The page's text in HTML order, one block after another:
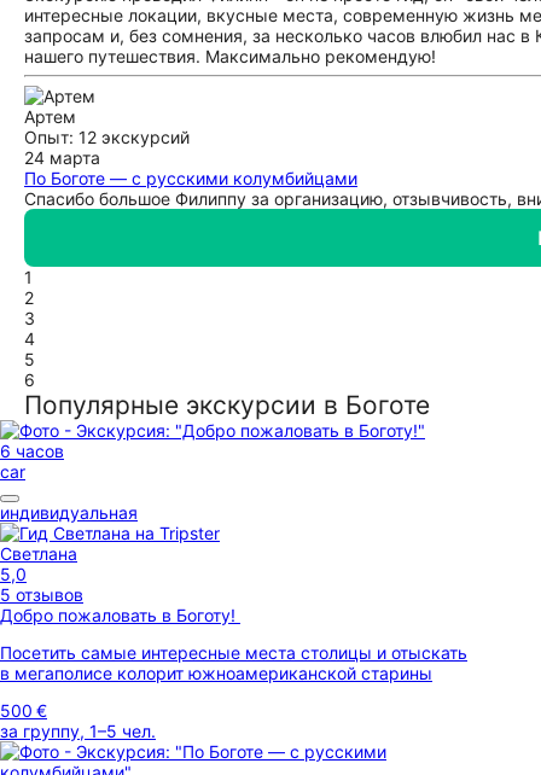
интересные локации, вкусные места, современную жизнь
запросам и, без сомнения, за несколько часов влюбил нас
нашего путешествия. Максимально рекомендую!
Артем
Опыт: 12 экскурсий
24 марта
По Боготе — с русскими колумбийцами
Спасибо большое Филиппу за организацию, отзывчивость,
1
2
3
4
5
6
Популярные экскурсии в Боготе
6 часов
car
индивидуальная
Светлана
5,0
5 отзывов
Добро пожаловать в Боготу!
Посетить самые интересные места столицы и отыскать
в мегаполисе колорит южноамериканской старины
500 €
за группу, 1–5 чел.